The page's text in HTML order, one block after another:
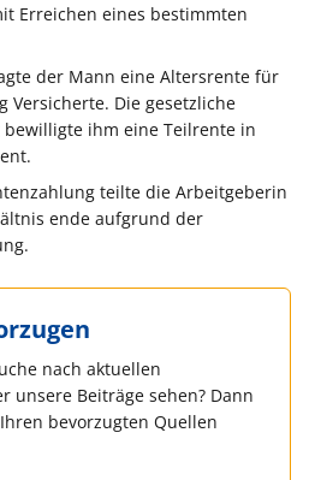
Erreichen eines bestimmten
der Mann eine Altersrente für
Versicherte. Die gesetzliche
bewilligte ihm eine Teilrente in
teilte die Arbeitgeberin
ende aufgrund der
nach aktuellen
unsere Beiträge sehen? Dann
bevorzugten Quellen